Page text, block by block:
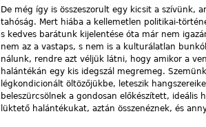
De még így is összeszorult egy kicsit a szívünk,
tahóság. Mert hiába a kellemetlen politikai-
s kedves barátunk kijelentése óta már nem
nem az a vastaps, s nem is a kulturálatlan
nálunk, rendre azt véljük látni, hogy amikor a
halántékán egy kis idegszál megremeg.
légkondicionált öltözőjükbe, leteszik
beleszürcsölnek a gondosan előkészített,
lüktető halántékukat, aztán összenéznek, és